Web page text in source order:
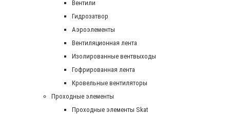
Вентили
Гидрозатвор
Аэроэлементы
Вентиляционная лента
Изолированные вентвыходы
Гофрированная лента
Кровельные вентиляторы
Проходные элементы
Проходные элементы Skat